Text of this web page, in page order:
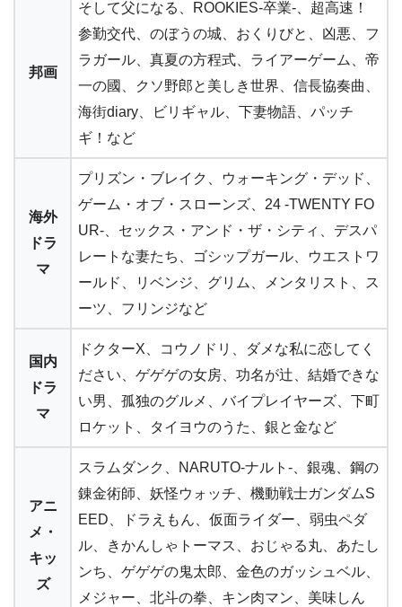
邦画
そして父になる、ROOKIES-卒業-、超高速！
参勤交代、のぼうの城、おくりびと、凶悪、フ
ラガール、真夏の方程式、ライアーゲーム、帝
一の國、クソ野郎と美しき世界、信長協奏曲、
海街diary、ビリギャル、下妻物語、パッチ
ギ！など
海外
ドラ
マ
プリズン・ブレイク、ウォーキング・デッド、
ゲーム・オブ・スローンズ、24 -TWENTY FO
UR-、セックス・アンド・ザ・シティ、デスパ
レートな妻たち、ゴシップガール、ウエストワ
ールド、リベンジ、グリム、メンタリスト、ス
ーツ、フリンジなど
国内
ドラ
マ
ドクターX、コウノドリ、ダメな私に恋してく
ださい、ゲゲゲの女房、功名が辻、結婚できな
い男、孤独のグルメ、バイプレイヤーズ、下町
ロケット、タイヨウのうた、銀と金など
アニ
メ・
キッ
ズ
スラムダンク、NARUTO-ナルト-、銀魂、鋼の
錬金術師、妖怪ウォッチ、機動戦士ガンダムS
EED、ドラえもん、仮面ライダー、弱虫ペダ
ル、きかんしゃトーマス、おじゃる丸、あたし
ンち、ゲゲゲの鬼太郎、金色のガッシュベル、
メジャー、北斗の拳、キン肉マン、美味しん